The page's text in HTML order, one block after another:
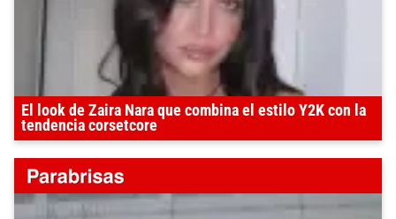
El look de Zaira Nara que combina el estilo Y2K con la
tendencia corsetcore